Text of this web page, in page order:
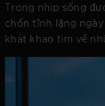
Trong nhịp sống
chốn tĩnh lặng
khát khao tìm về